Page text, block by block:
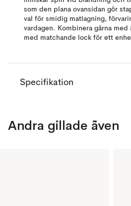
som den plana ovansidan gör
val för smidig matlagning,
vardagen. Kombinera gärna
med matchande lock för ett
Specifikation
Andra gillade även